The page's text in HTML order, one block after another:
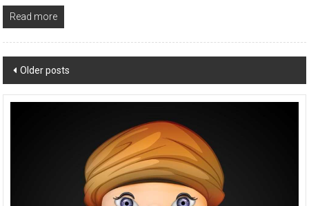
Read more
Posts
navigation
Older posts